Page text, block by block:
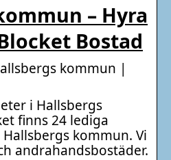
– Hyra
Bostad
kommun |
i Hallsbergs
finns 24 lediga
kommun. Vi
andrahandsbostäder.